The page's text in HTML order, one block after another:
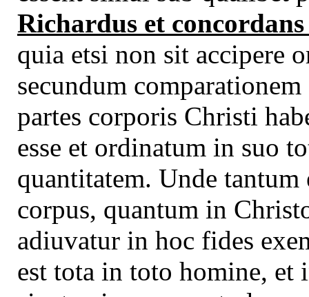
Richardus et
quia etsi non sit accipere
secundum
partes corporis Christi
esse et ordinatum in suo
quantitatem. Unde
corpus, quantum in
adiuvatur in hoc fides
est tota in toto homine, et